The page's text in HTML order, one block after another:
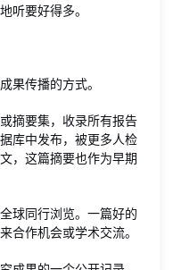
听要好得多。
果传播的方式。
摘要集，收录所有报告
库中发布，被更多人检
，这篇摘要也作为早期
球同行浏览。一篇好的
合作机会或学术交流。